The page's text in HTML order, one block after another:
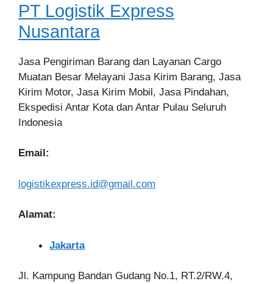
PT Logistik Express
Nusantara
Jasa Pengiriman Barang dan Layanan Cargo
Muatan Besar Melayani Jasa Kirim Barang, Jasa
Kirim Motor, Jasa Kirim Mobil, Jasa Pindahan,
Ekspedisi Antar Kota dan Antar Pulau Seluruh
Indonesia
Email:
logistikexpress.id@gmail.com
Alamat:
Jakarta
Jl. Kampung Bandan Gudang No.1, RT.2/RW.4,